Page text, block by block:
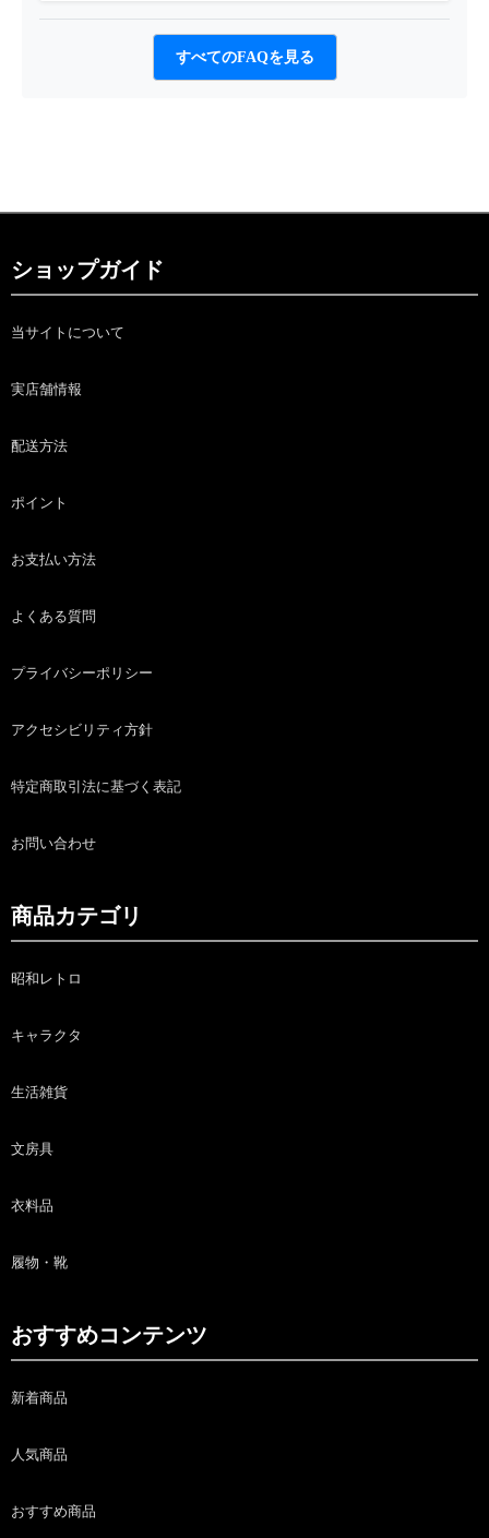
すべてのFAQを見る
ショップガイド
当サイトについて
実店舗情報
配送方法
ポイント
お支払い方法
よくある質問
プライバシーポリシー
アクセシビリティ方針
特定商取引法に基づく表記
お問い合わせ
商品カテゴリ
昭和レトロ
キャラクタ
生活雑貨
文房具
衣料品
履物・靴
おすすめコンテンツ
新着商品
人気商品
おすすめ商品